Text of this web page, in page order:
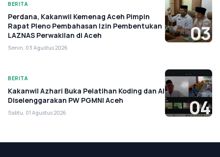
BERITA
Perdana, Kakanwil Kemenag Aceh Pimpin
Rapat Pleno Pembahasan Izin Pembentukan
LAZNAS Perwakilan di Aceh
Senin, 03 Agustus 2026
03
BERITA
Kakanwil Azhari Buka Pelatihan Koding dan AI
Diselenggarakan PW PGMNI Aceh
Sabtu, 01 Agustus 2026 04